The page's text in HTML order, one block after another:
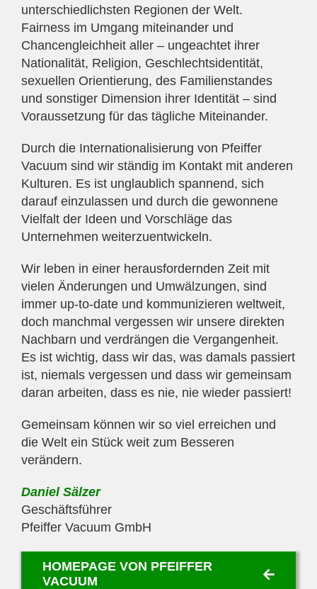
unterschiedlichsten Regionen der Welt.
Fairness im Umgang miteinander und
Chancengleichheit aller – ungeachtet ihrer
Nationalität, Religion, Geschlechtsidentität,
sexuellen Orientierung, des Familienstandes
und sonstiger Dimension ihrer Identität – sind
Voraussetzung für das tägliche Miteinander.
Durch die Internationalisierung von Pfeiffer
Vacuum sind wir ständig im Kontakt mit anderen
Kulturen. Es ist unglaublich spannend, sich
darauf einzulassen und durch die gewonnene
Vielfalt der Ideen und Vorschläge das
Unternehmen weiterzuentwickeln.
Wir leben in einer herausfordernden Zeit mit
vielen Änderungen und Umwälzungen, sind
immer up-to-date und kommunizieren weltweit,
doch manchmal vergessen wir unsere direkten
Nachbarn und verdrängen die Vergangenheit.
Es ist wichtig, dass wir das, was damals passiert
ist, niemals vergessen und dass wir gemeinsam
daran arbeiten, dass es nie, nie wieder passiert!
Gemeinsam können wir so viel erreichen und
die Welt ein Stück weit zum Besseren
verändern.
Daniel Sälzer
Geschäftsführer
Pfeiffer Vacuum GmbH
HOMEPAGE VON PFEIFFER
VACUUM